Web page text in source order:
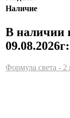
Наличие
В наличии
09.08.2026г:
Формула света - 2